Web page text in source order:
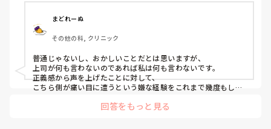
まどれーぬ
その他の科, クリニック
普通じゃないし、おかしいことだとは思いますが、
上司が何も言わないのであれば私は何も言わないです。
正義感から声を上げたことに対して、
こちら側が痛い目に遭うという嫌な経験をこれまで幾度もして
回答をもっと見る